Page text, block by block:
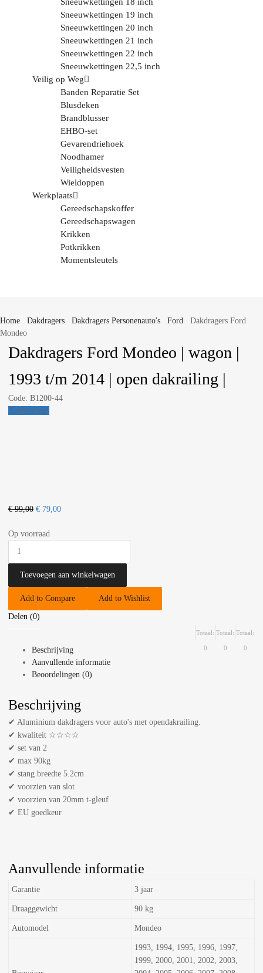
Sneeuwkettingen 19 inch
Sneeuwkettingen 20 inch
Sneeuwkettingen 21 inch
Sneeuwkettingen 22 inch
Sneeuwkettingen 22,5 inch
Veilig op Weg
Banden Reparatie Set
Blusdeken
Brandblusser
EHBO-set
Gevarendriehoek
Noodhamer
Veiligheidsvesten
Wieldoppen
Werkplaats
Gereedschapskoffer
Gereedschapswagen
Krikken
Potkrikken
Momentsleutels
Home Dakdragers Dakdragers Personenauto's Ford
Dakdragers Ford
Mondeo
Dakdragers Ford Mondeo | wagon |
1993 t/m 2014 | open dakrailing |
Code: B1200-44
Aanbieding!
€99,00 € 79,00
Op voorraad
Toevoegen aan winkelwagen
Add to Compare Add to Wishlist
Delen (0)
Totaal:
0
Totaal:
0
Totaal:
0
Beschrijving
Aanvullende informatie
Beoordelingen (0)
Beschrijving
✔ Aluminium dakdragers voor auto's met opendakrailing.
✔ kwaliteit ☆☆☆☆
✔ set van 2
✔ max 90kg
✔ stang breedte 5.2cm
✔ voorzien van slot
✔ voorzien van 20mm t-gleuf
✔ EU goedkeur
Aanvullende informatie
Garantie 3 jaar
Draaggewicht 90 kg
Automodel Mondeo
1993, 1994, 1995, 1996, 1997,
1999, 2000, 2001, 2002, 2003,